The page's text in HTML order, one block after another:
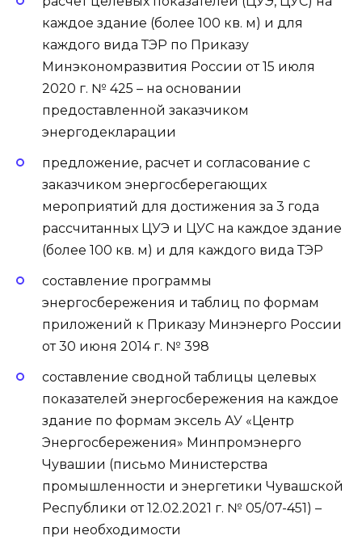
каждое здание (более 100 кв. м) и для
каждого вида ТЭР по Приказу
Минэкономразвития России от 15 июля
2020 г. № 425 – на основании
предоставленной заказчиком
энергодекларации
предложение, расчет и согласование с
заказчиком энергосберегающих
мероприятий для достижения за 3 года
рассчитанных ЦУЭ и ЦУС на каждое здание
(более 100 кв. м) и для каждого вида ТЭР
составление программы
энергосбережения и таблиц по формам
приложений к Приказу Минэнерго России
от 30 июня 2014 г. № 398
составление сводной таблицы целевых
показателей энергосбережения на каждое
здание по формам эксель АУ «Центр
Энергосбережения» Минпромэнерго
Чувашии (письмо Министерства
промышленности и энергетики Чувашской
Республики от 12.02.2021 г. № 05/07-451) –
при необходимости